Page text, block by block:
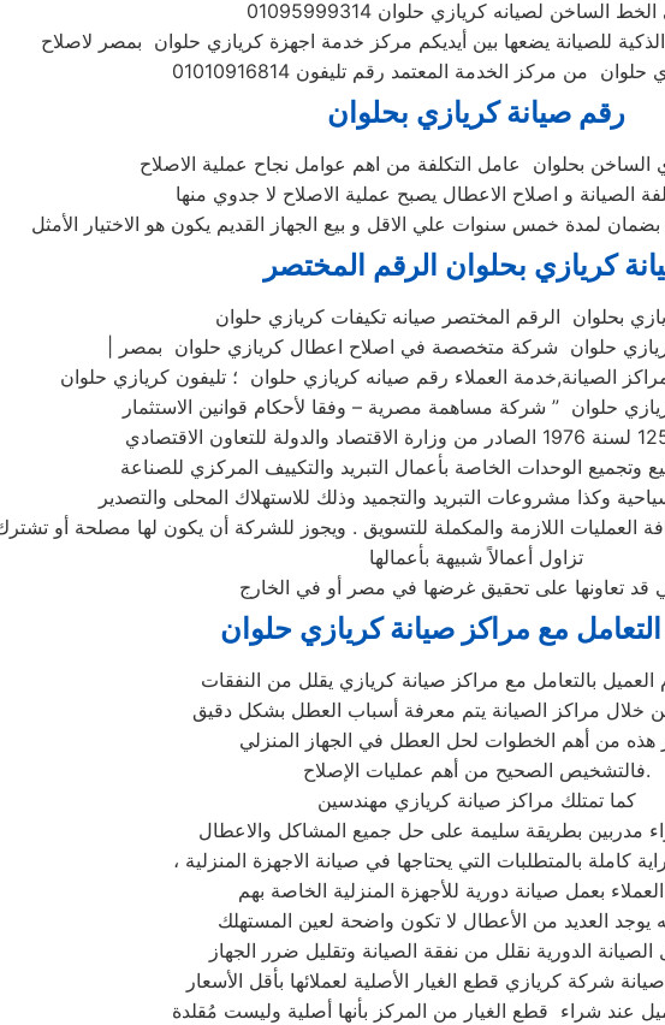
للصيانة يضعها بين أيديكم مركز خدمة اجهزة كريازي حلوان بمصر لاصلاح
رقم صيانة كريازي بحلوان
الصيانة و اصلاح الاعطال يصبح عملية الاصلاح لا جدوي منها
كريازي بحلوان الرقم المختصر
بحلوان الرقم المختصر صيانه تكيفات كريازي حلوان
حلوان شركة متخصصة في اصلاح اعطال كريازي حلوان بمصر
الوحدات الخاصة بأعمال التبريد والتكييف المركزي للصناعة
وكذا مشروعات التبريد والتجميد وذلك للاستهلاك المحلى والتصدير
العمليات اللازمة والمكملة للتسويق . ويجوز للشركة أن يكون لها مصلحة أو
تزاول أعمالاً شبيهة بأعمالها
التعامل مع مراكز صيانة كريازي حلوان
فالتشخيص الصحيح من أهم عمليات الإصلاح.
كما تمتلك مراكز صيانة كريازي مهندسين
مدربين بطريقة سليمة على حل جميع المشاكل والاعطال